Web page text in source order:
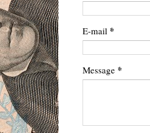
E-mail *
Message *